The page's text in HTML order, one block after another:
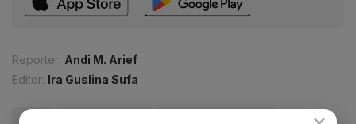
Reporter: Andi M. Arief
Editor: Ira Guslina Sufa
#IKN